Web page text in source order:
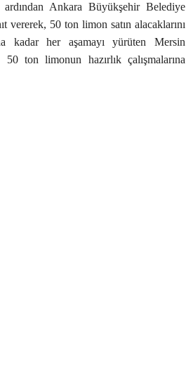
Ankara Büyükşehir Belediye
vererek, 50 ton limon satın alacaklarını
kadar her aşamayı yürüten Mersin
ton limonun hazırlık çalışmalarına